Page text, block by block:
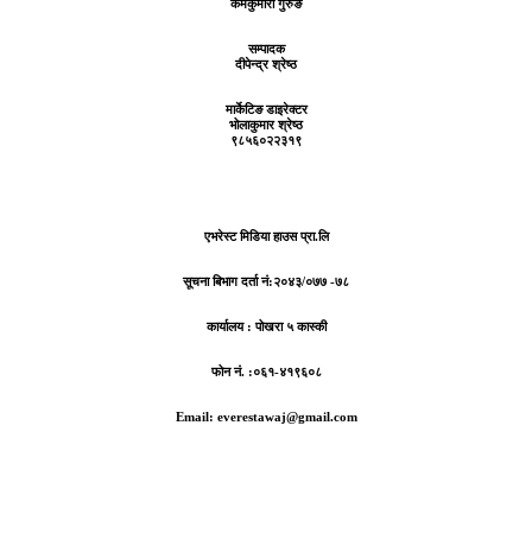
कर्मकुमारी गुरुङ
सम्पादक
दीपेन्द्र श्रेष्ठ
मार्केटिङ डाइरेक्टर
भोलाकुमार श्रेष्ठ
९८५६०२२३१९
एभरेस्ट मिडिया हाउस प्रा.लि
सूचना बिभाग दर्ता नं:२०४३/०७७ -७८
कार्यालय :पोखरा ५ कास्की
फोन नं. :०६१-४१९६०८
Email: everestawaj@gmail.com